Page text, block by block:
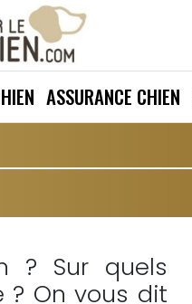
ASSURANCE CHIEN
? Sur quels
? On vous dit